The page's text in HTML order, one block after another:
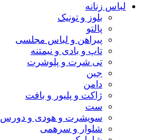
لباس زنانه
بلوز و تونیک
پالتو
پیراهن و لباس مجلسی
تاپ و بادی و نیمتنه
تی شرت و پلوشرت
جین
دامن
ژاکت و پلیور و بافت
ست
سویشرت و هودی و دورس
شلوار و سرهمی